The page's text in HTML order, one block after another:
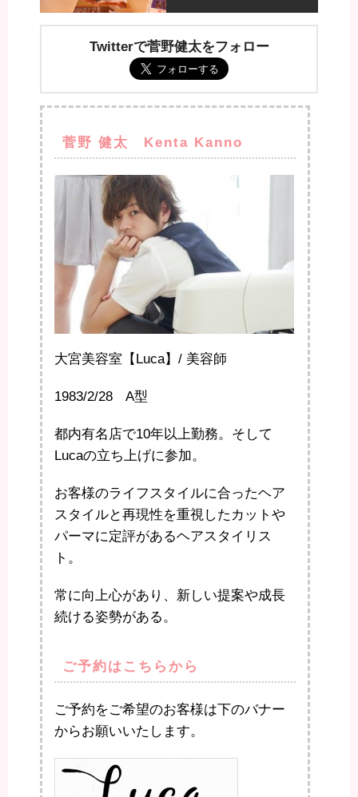
Twitterで菅野健太をフォロー
菅野 健太 Kenta Kanno
大宮美容室【Luca】/ 美容師
1983/2/28 A型
都内有名店で10年以上勤務。そして
Lucaの立ち上げに参加。
お客様のライフスタイルに合ったヘア
スタイルと再現性を重視したカットや
パーマに定評があるヘアスタイリス
ト。
常に向上心があり、新しい提案や成長
続ける姿勢がある。
ご予約はこちらから
ご予約をご希望のお客様は下のバナー
からお願いいたします。